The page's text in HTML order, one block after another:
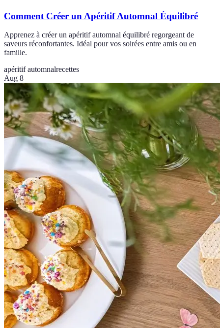
Comment Créer un Apéritif Automnal Équilibré
Apprenez à créer un apéritif automnal équilibré regorgeant de
saveurs réconfortantes. Idéal pour vos soirées entre amis ou en
famille.
apéritif automnalrecettes
Aug 8